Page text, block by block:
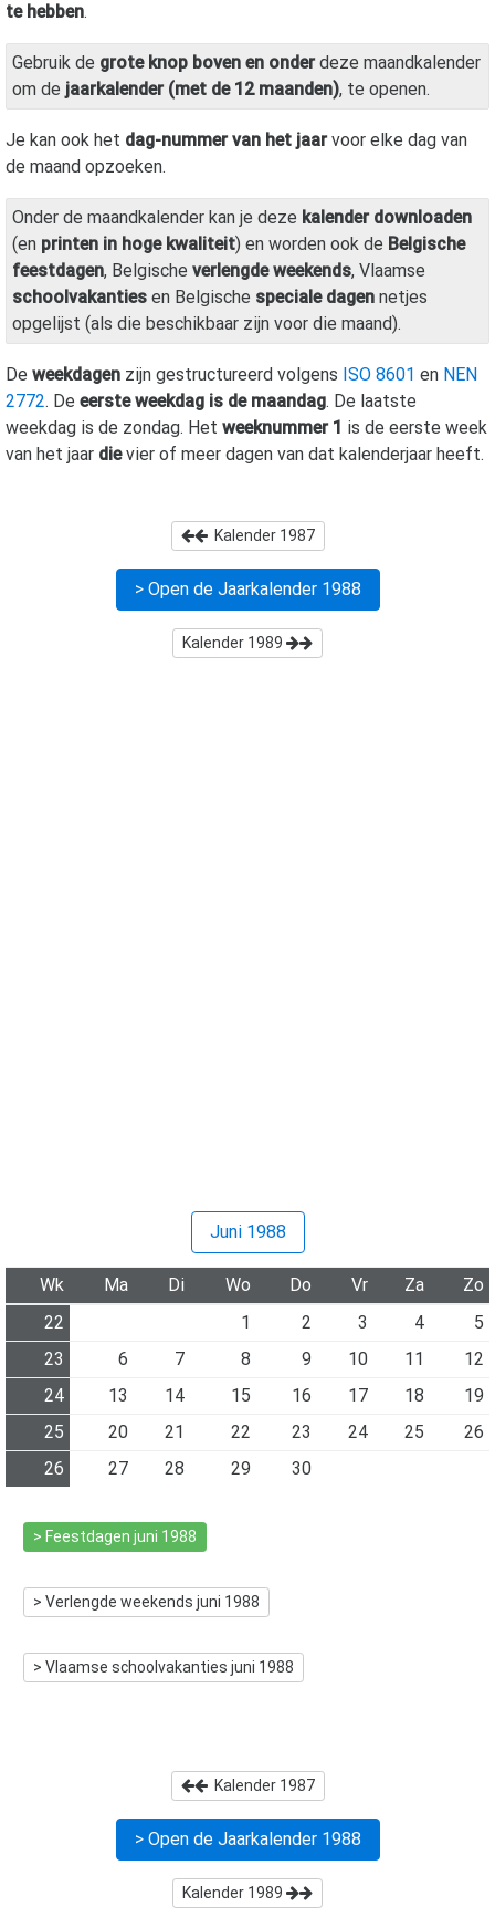
te hebben.
Gebruik de grote knop boven en onderdeze maandkalender
om de jaarkalender (met de 12 maanden), te openen.
Je kan ook het dag-nummer van het jaarvoor elke dag van
de maand opzoeken.
Onder de maandkalender kan je deze kalender downloaden
(en printen in hoge kwaliteit) en worden ook de Belgische
feestdagen, Belgische verlengde weekends, Vlaamse
schoolvakanties en Belgische speciale dagen netjes
opgelijst (als die beschikbaar zijn voor die maand).
De weekdagen zijn gestructureerd volgens ISO 8601 en NEN
2772. De eerste weekdag is de maandag. De laatste
weekdag is de zondag. Het weeknummer 1 is de eerste week
van het jaar dievier of meer dagen van dat kalenderjaar heeft.
Kalender 1987
> Open de Jaarkalender 1988
Kalender 1989
Juni 1988
Wk Ma Di Wo Do Vr Za
Zo
22
1 2 3 4
5
23
6 7 8 9 10 11
12
24
13 14 15 16 17 18
19
25
20 21 22 23 24 25
26
26
27 28 29 30
> Feestdagen juni 1988
> Verlengde weekends juni 1988
> Vlaamse schoolvakanties juni 1988
Kalender 1987
> Open de Jaarkalender 1988
Kalender 1989